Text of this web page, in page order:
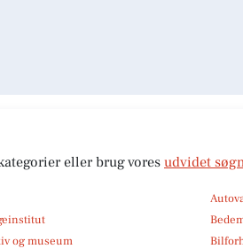
eller brug voresudvidet
og museum